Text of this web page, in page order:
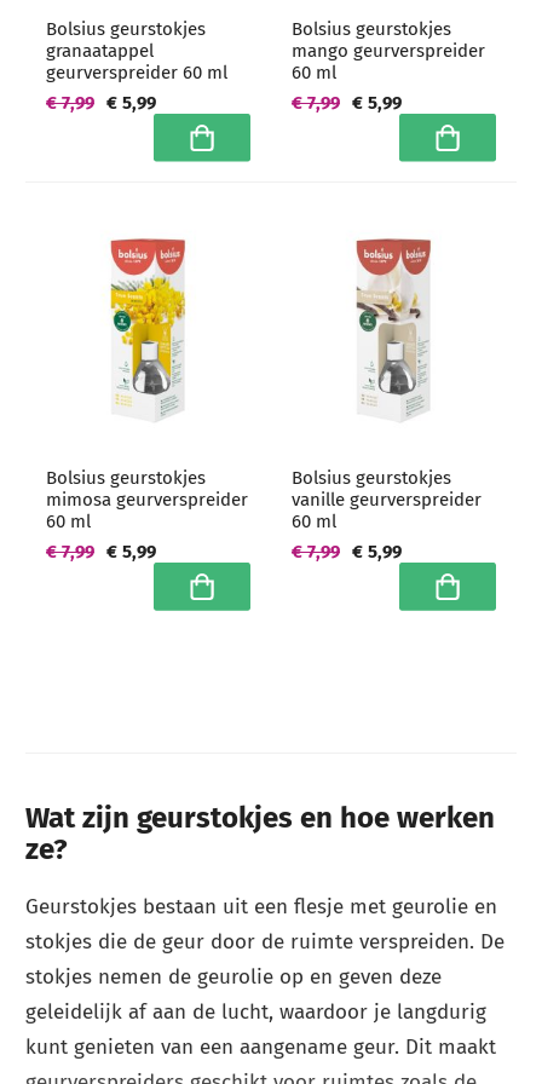
Bolsius geurstokjes
granaatappel
geurverspreider 60 ml
€ 5,99
€ 7,99
In winkelwagen
Bolsius geurstokjes
mango geurverspreider
60 ml
€ 5,99
€ 7,99
In
Bolsius geurstokjes
mimosa geurverspreider
60 ml
€ 5,99
€ 7,99
In winkelwagen
Bolsius geurstokjes
vanille geurverspreider
60 ml
€ 5,99
€ 7,99
In
Wat zijn geurstokjes en hoe werken
ze?
Geurstokjes bestaan uit een flesje met geurolie en
stokjes die de geur door de ruimte verspreiden. De
stokjes nemen de geurolie op en geven deze
geleidelijk af aan de lucht, waardoor je langdurig
kunt genieten van een aangename geur. Dit maakt